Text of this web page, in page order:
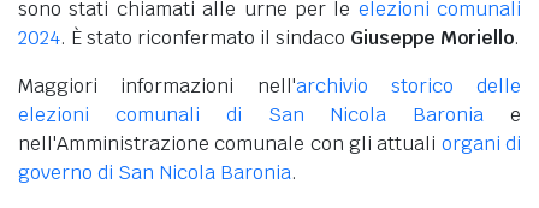
sono stati chiamati alle urne per le elezioni comunali
2024. È stato riconfermato il sindaco Giuseppe Moriello.
Maggiori informazioni nell'archivio storico delle
elezioni comunali di San Nicola Baronia e
nell'Amministrazione comunale con gli attuali organi di
governo di San Nicola Baronia.